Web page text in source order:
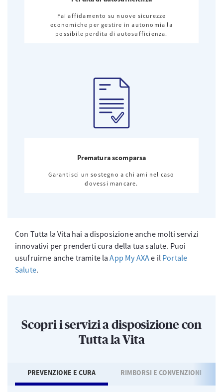
Fai affidamento su nuove sicurezze
economiche per gestire in autonomia la
possibile perdita di autosufficienza.
Prematura scomparsa
Garantisci un sostegno a chi ami nel caso
dovessi mancare.
Con Tutta la Vita hai a disposizione anche molti servizi
innovativi per prenderti cura della tua salute. Puoi
usufruirne anche tramite laApp My AXAe il Portale
Salute.
Scopri i servizi a disposizione con
Tutta la Vita
PREVENZIONE E CURA RIMBORSI E CONVENZIONI